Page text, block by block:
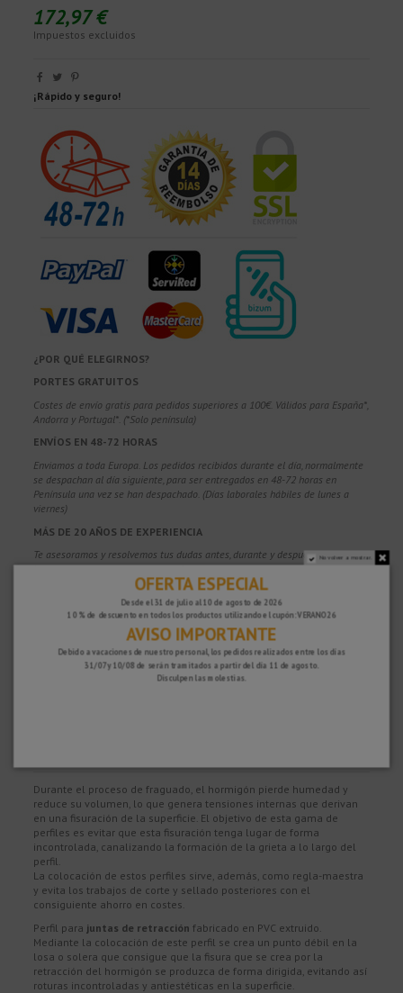
172,97 €
Impuestos excluidos
¡Rápido y seguro!
¿POR QUÉ ELEGIRNOS?
PORTES GRATUITOS
Costes de envío gratis para pedidos superiores a 100€. Válidos para España*,
Andorra y Portugal*. (*Solo península)
ENVÍOS EN 48-72 HORAS
Enviamos a toda Europa. Los pedidos recibidos durante el día, normalmente
se despachan al día siguiente, para ser entregados en 48-72 horas en
Península una vez se han despachado. (Días laborales hábiles de lunes a
viernes)
MÁS DE 20 AÑOS DE EXPERIENCIA
Te asesoramos y resolvemos tus dudas antes, durante y después de realizar
la compra, para que aciertes y disfrutes de tu producto.
COMPRA CON CONFIANZA
100% segura y con protección, puedes pagar con Tarjeta, Bizum,Paypal y
GARANTÍA DE SATISFACCIÓN
Tienes 15 días para devolver tu compra si no estás del todo satisfecho y 2
Durante el proceso de fraguado, el hormigón pierde humedad y
reduce su volumen, lo que genera tensiones internas que derivan
en una fisuración de la superficie. El objetivo de esta gama de
perfiles es evitar que esta fisuración tenga lugar de forma
incontrolada, canalizando la formación de la grieta a lo largo del
perfil.
La colocación de estos perfiles sirve, además, como regla-maestra
y evita los trabajos de corte y sellado posteriores con el
consiguiente ahorro en costes.
Perfil para juntas de retracción fabricado en PVC extruido.
Mediante la colocación de este perfil se crea un punto débil en la
losa o solera que consigue que la fisura que se crea por la
retracción del hormigón se produzca de forma dirigida, evitando así
roturas incontroladas y antiestéticas en la superficie.
No volver a mostrar.
OFERTA ESPECIAL
Desde el 31 de julio al 10 de agosto de 2026
10 % de descuento en todos los productos utilizando el cupón: VERANO26
AVISO IMPORTANTE
Debido a vacaciones de nuestro personal, los pedidos realizados entre los días
31/07 y 10/08 de serán tramitados a partir del día 11 de agosto.
Disculpen las molestias.